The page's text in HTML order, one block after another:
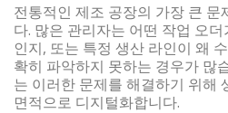
전통적인 제조 공장의 가장 큰 문
다. 많은 관리자는 어떤 작업 오
인지, 또는 특정 생산 라인이 왜
확히 파악하지 못하는 경우가 많
는 이러한 문제를 해결하기 위해
면적으로 디지털화합니다.